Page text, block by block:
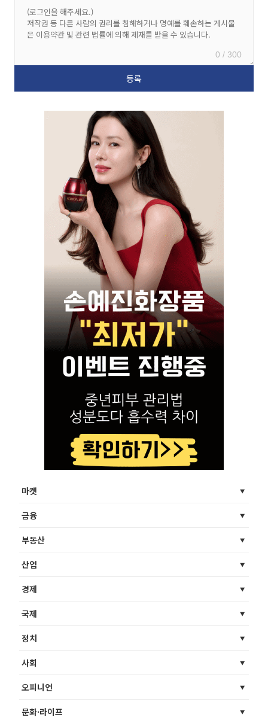
0 / 300
마켓
금융
부동산
산업
경제
국제
정치
사회
오피니언
문화·라이프